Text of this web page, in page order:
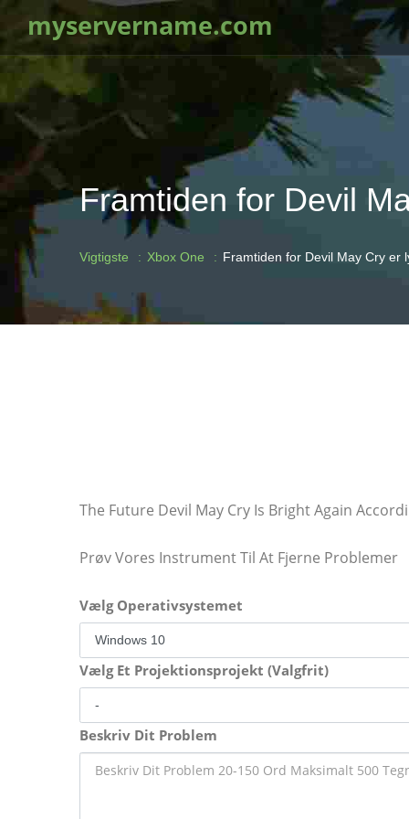
myservername.com
Framtiden for Devil
Vigtigste Xbox One Framtiden for Devil May Cry er
The Future Devil May Cry Is Bright Again
Prøv Vores Instrument Til At Fjerne Problemer
Vælg Operativsystemet
Vælg Et Projektionsprojekt (Valgfrit)
Beskriv Dit Problem